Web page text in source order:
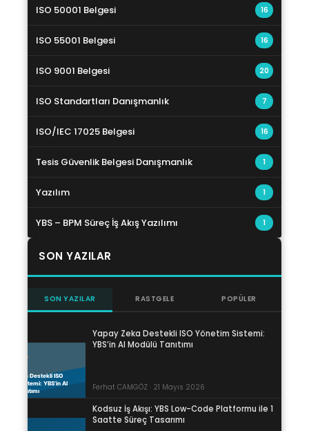
ISO 50001 Belgesi 16
ISO 55001 Belgesi 16
ISO 9001 Belgesi 20
ISO Standartları Danışmanlık 7
ISO/IEC 17025 Belgesi 16
Tesis Güvenlik Belgesi Danışmanlık 1
Yazılım 1
YBS – BPM Süreç İş Akış Yazılımı 1
SON YAZILAR
SON YAZILAR RASTGELE POPÜLER
Yapay Zeka Destekli ISO Yönetim Sistemi:
YBS’in AI Modülü Tanıtımı
Ferhat CAMGÖZ · 21 Mayıs 2026
Kodsuz İş Akışı: YBS Low-Code Platformu ile 1
Saatte Süreç Tasarımı